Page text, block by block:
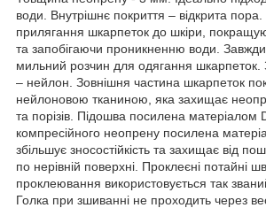
води. Внутрішнє покриття – відкрита
прилягання шкарпеток до шкіри,
та запобігаючи проникненню води.
мильний розчин для одягання шкарпеток.
– нейлон. Зовнішня частина шкарпеток
нейлоновою тканиною, яка захищає
та порізів. Підошва посилена матеріалом
компресійного неопрену посилена
збільшує зносостійкість та захищає від
по нерівній поверхні. Проклеєні потайні
проклеювання використовується так
Голка при зшиванні не проходить через